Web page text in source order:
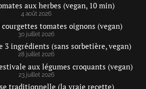
aux herbes (vegan, 10 min)
4 août 2026
tomates oignons (vegan)
30 juillet 2026
3 ingrédients (sans sorbetière, vegan)
28 juillet 2026
aux légumes croquants (vegan)
23 juillet 2026
traditionnelle (la vraie recette)